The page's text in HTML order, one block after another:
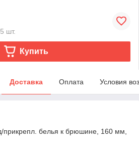
шт.
Купить
Доставка Оплата Условия
прикрепл. белья к брюшине, 160 мм,